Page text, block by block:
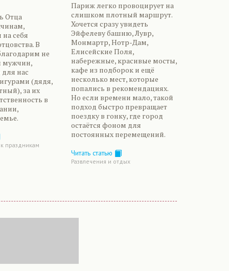
Отца
себя
В
не
мужчин,
нас
(дядя,
за их
в
праздникам
Париж легко провоцирует на
слишком плотный маршрут.
Хочется сразу увидеть
Эйфелеву башню, Лувр,
Монмартр, Нотр-Дам,
Елисейские Поля,
набережные, красивые мосты,
кафе из подборок и ещё
несколько мест, которые
попались в рекомендациях.
Но если времени мало, такой
подход быстро превращает
поездку в гонку, где город
остаётся фоном для
постоянных перемещений.
Читать статью
Развлечения и отдых